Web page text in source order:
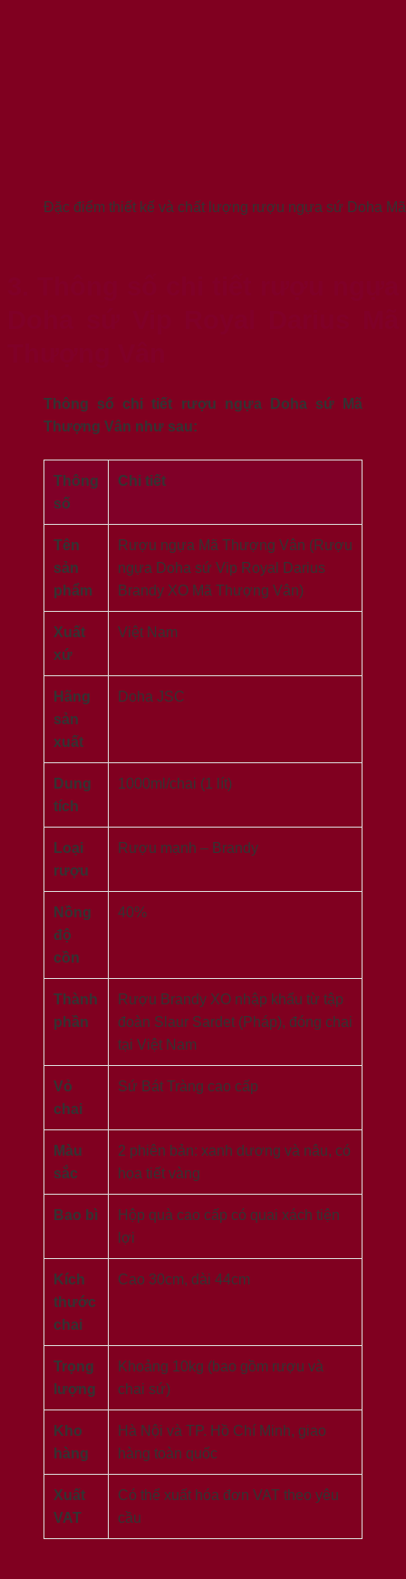
Đặc điểm thiết kế và chất lượng rượu ngựa sứ Doha
Thông số chi tiết rượu ngựa Doha sứ Mã
Thượng Vân như sau:
Thông
số
Chi tiết
Tên
sản
phẩm
Rượu ngựa Mã Thượng Vân (Rượu
ngựa Doha sứ Vip Royal Darius
Brandy XO Mã Thượng Vân)
Xuất
xứ
Việt Nam
Hãng
sản
xuất
Doha JSC
Dung
tích
1000ml/chai (1 lít)
Loại
rượu
Rượu mạnh – Brandy
Nồng
độ
cồn
40%
Thành
phần
Rượu Brandy XO nhập khẩu từ tập
đoàn Slaur Sardet (Pháp), đóng chai
tại Việt Nam
Vỏ
chai
Sứ Bát Tràng cao cấp
Màu
sắc
2 phiên bản: xanh dương và nâu, có
họa tiết vàng
Bao bì
Hộp quà cao cấp có quai xách tiện
lợi
Kích
thước
chai
Cao 30cm, dài 44cm
Trọng
lượng
Khoảng 10kg (bao gồm rượu và
chai sứ)
Kho
hàng
Hà Nội và TP. Hồ Chí Minh, giao
hàng toàn quốc
Xuất
VAT
Có thể xuất hóa đơn VAT theo yêu
cầu